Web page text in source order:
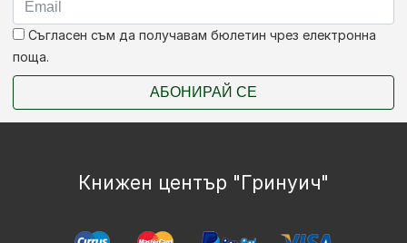
Съгласен съм да получавам бюлетин чрез електронна
поща.
АБОНИРАЙ СЕ
Книжен център "Гринуич"